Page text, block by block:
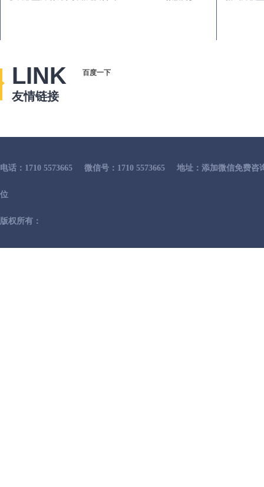
LINK
友情链接
百度一下
电话：1710 5573665 微信号：1710 5573665 地址：添加微信免费咨
位
版权所有：